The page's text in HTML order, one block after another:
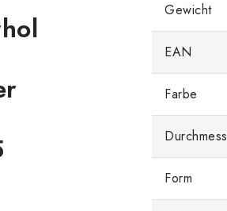
Gewicht
EAN
Farbe
Form